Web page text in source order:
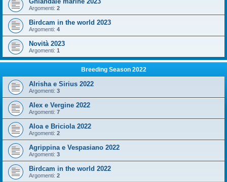
Argomenti: 2
Birdcam in the world 2023
Argomenti: 4
Novità 2023
Argomenti: 1
Breeding Season 2022
Alrisha e Sirius 2022
Argomenti: 3
Alex e Vergine 2022
Argomenti: 7
Aloa e Briciola 2022
Argomenti: 2
Agrippina e Vespasiano 2022
Argomenti: 3
Birdcam in the world 2022
Argomenti: 2